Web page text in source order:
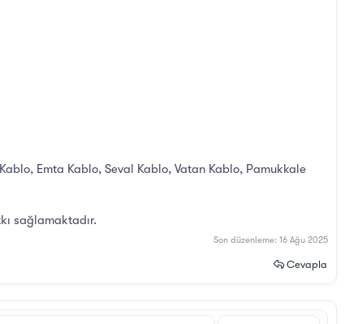
Emta Kablo, Seval Kablo, Vatan Kablo, Pamukkale
sağlamaktadır.
Son düzenleme: 16 Ağu 2025
Cevapla